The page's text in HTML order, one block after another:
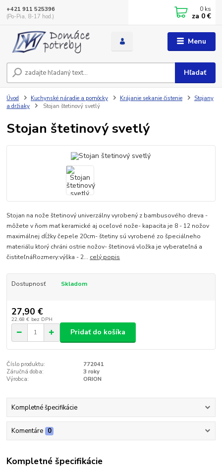
Menu
Hľadať
+421 911 525396
(Po-Pia, 8-17 hod.)
0 ks
za 0 €
Úvod Kuchynské náradie a pomôcky Krájanie sekanie čistenie
Stojany
a držiaky
Stojan štetinový svetlý
Stojan štetinový svetlý
Stojan na nože štetinový univerzálny vyrobený z bambusového dreva -
môžete v ňom mať keramické aj oceľové nože- kapacita je 8 - 12 nožov
maximálnej dĺžky čepele 20cm- štetiny sú vyrobené zo špeciálneho
materiálu ktorý chráni ostrie nožov- štetinová vložka je vyberateľná a
čistiteľnáRozmery:výška - 2... celý popis
Dostupnosť Skladom
27,90 €
22,68 € bez DPH
Pridať do košíka
Číslo produktu:
772041
Záručná doba:
3 roky
Výrobca:
ORION
Kompletné špecifikácie
Komentáre 0
Kompletné špecifikácie